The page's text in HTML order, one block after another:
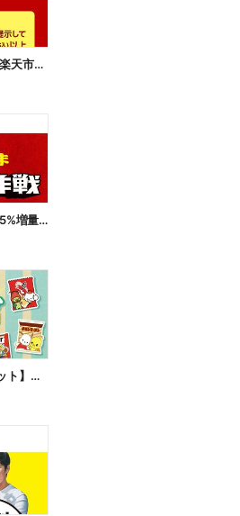
楽天ポイントカード提示で、楽天市場でのお買い物がおトクに!
【おトク】お値段そのまま!45%増量作戦!
【サンリオ×メーカーマスコット】オリジナルグッズ貰える!